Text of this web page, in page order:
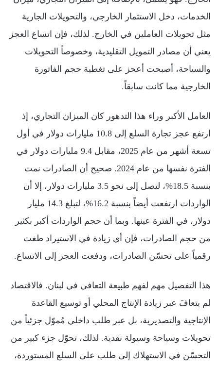
الخدمات، دخل الاستثمار الخارجي، والتحويلات الجارية
مثل تحويلات العاملين في الخارج. لذلك، فإن اتساع العجز
يعني أن مصادر التمويل التقليدية، وخصوصاً التحويلات
والسياحة، أصبحت أعجز على تغطية حجم الفاتورة
الخارجية مما كانت سابقاً.
العامل الأكبر وراء هذا التدهور كان الميزان التجاري، إذ
ارتفع عجز تجارة السلع إلى 10.8 مليارات دولار في أول
تسعة أشهر من عام 2025، مقابل 9.4 مليارات دولار في
الفترة نفسها من عام 2024. صحيح أن الصادرات نمت
بنسبة 18.5%، لتصل إلى نحو 3.5 مليارات دولار، إلا أن
الواردات ارتفعت أيضاً بنسبة 16.2%، لتبلغ 14.3 مليار
دولار، في الفترة عينها. وبما أن حجم الواردات أكبر بكثير
من حجم الصادرات، فإن أي زيادة في الاستيراد طغت
رقمياً على تحسّن الصادرات، ودفعت العجز إلى الاتساع.
هذا التفصيل مهم لفهم طبيعة التعافي في لبنان. فالاقتصاد
لم يتعافَ عبر زيادة الإنتاج المحلي أو توسيع القاعدة
الإنتاجية والتصديرية، بل عبر طلب داخلي مُموّل جزئياً من
تحويلات وسياحة وسيولة نقدية. لذلك، تحوّل جزء كبير من
التحسّن في الاستهلاك إلى طلب على السلع المستوردة،